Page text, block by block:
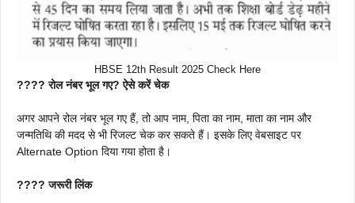
HBSE 12th Result 2025 Check Here
???? रोल नंबर भूल गए? ऐसे करें चेक
अगर आपने रोल नंबर भूल गए हैं, तो आप नाम, पिता का नाम, माता का नाम और
जन्मतिथि की मदद से भी रिजल्ट चेक कर सकते हैं। इसके लिए वेबसाइट पर
Alternate Option दिया गया होता है।
???? जरूरी लिंक